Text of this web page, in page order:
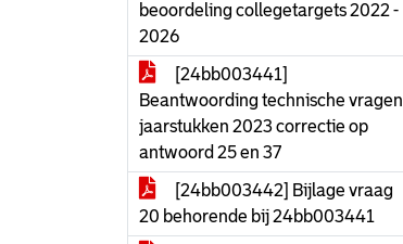
beoordeling collegetargets 2022 -
2026
[24bb003441]
Beantwoording technische vragen
jaarstukken 2023 correctie op
antwoord 25 en 37
[24bb003442] Bijlage vraag
20 behorende bij 24bb003441